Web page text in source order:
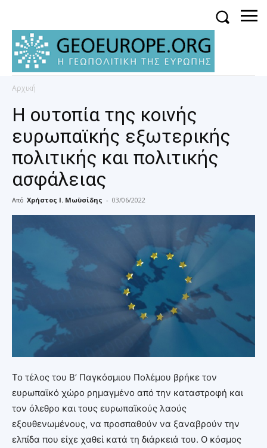
Αρχική
Η ουτοπία της κοινής
ευρωπαϊκής εξωτερικής
πολιτικής και πολιτικής
ασφάλειας
Από Χρήστος Ι. Μωϋσίδης - 03/06/2022
Το τέλος του B’ Παγκόσμιου Πολέμου βρήκε τον
ευρωπαϊκό χώρο ρημαγμένο από την καταστροφή και
τον όλεθρο και τους ευρωπαϊκούς λαούς
εξουθενωμένους, να προσπαθούν να ξαναβρούν την
ελπίδα που είχε χαθεί κατά τη διάρκειά του. Ο κόσμος